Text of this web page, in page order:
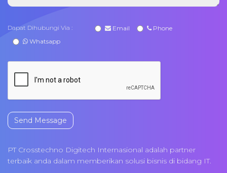
Dapat Dihubungi Via : Email
Phone
Whatsapp
Send Message
PT Crosstechno Digitech Internasional adalah partner
terbaik anda dalam memberikan solusi bisnis di bidang IT.